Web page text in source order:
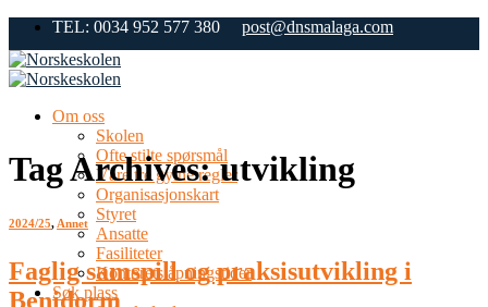
Skip
content
TEL: 0034 952 577 380 post@dnsmalaga.com
Om oss
Skolen
Ofte stilte spørsmål
Våre tre gylne regler
Organisasjonskart
Styret
Ansatte
Fasiliteter
Kontorets åpningstider
Søk plass
Tag Archives:utvikling
2024/25,Annet
Faglig samspill og praksisutvikling i
Benidorm